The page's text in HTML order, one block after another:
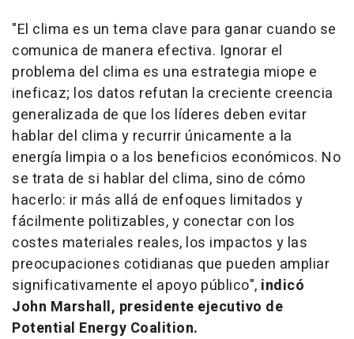
"El clima es un tema clave para ganar cuando se
comunica de manera efectiva. Ignorar el
problema del clima es una estrategia miope e
ineficaz; los datos refutan la creciente creencia
generalizada de que los líderes deben evitar
hablar del clima y recurrir únicamente a la
energía limpia o a los beneficios económicos. No
se trata de si hablar del clima, sino de cómo
hacerlo: ir más allá de enfoques limitados y
fácilmente politizables, y conectar con los
costes materiales reales, los impactos y las
preocupaciones cotidianas que pueden ampliar
significativamente el apoyo público", indicó
John Marshall, presidente ejecutivo de
Potential Energy Coalition.